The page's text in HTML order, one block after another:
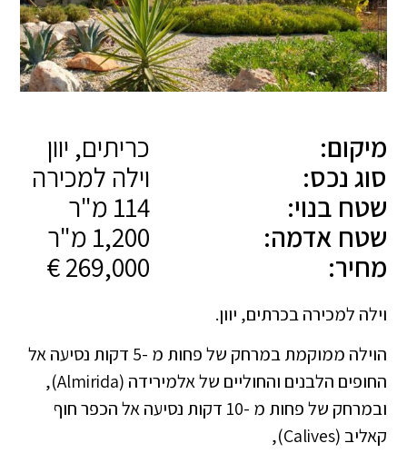
מיקום:
כריתים, יוון
סוג נכס:
וילה למכירה
שטח בנוי:
114 מ"ר
שטח אדמה:
מחיר:
וילה למכירה בכרתים, יוון.
הוילה ממוקמת במרחק של פחות מ -5 דקות נסיעה אל
החופים הלבנים והחוליים של אלמירידה (Almirida),
ובמרחק של פחות מ -10 דקות נסיעה אל הכפר חוף
קאליב (Calives),